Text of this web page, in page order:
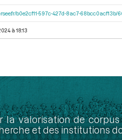
b0e2cf11-597c-427d-8ac7-
à 18:13
la valorisation de
et des institutions